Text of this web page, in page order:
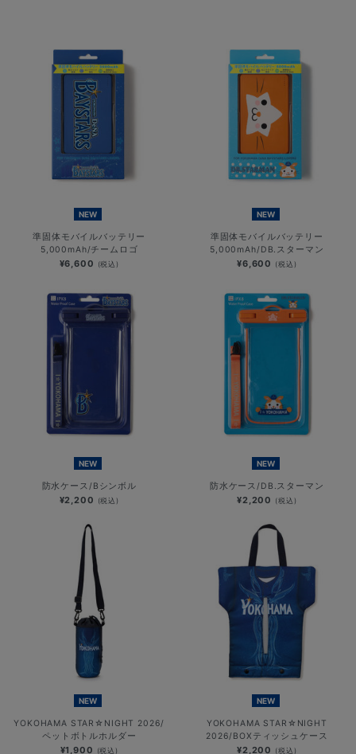
NEW
準固体モバイルバッテリー
5,000mAh/チームロゴ
¥6,600 (税込)
NEW
準固体モバイルバッテリー
5,000mAh/DB.スターマン
¥6,600 (税込)
NEW
防水ケース/Bシンボル
¥2,200 (税込)
NEW
防水ケース/DB.スターマン
¥2,200 (税込)
NEW
YOKOHAMA STAR☆NIGHT 2026/
ペットボトルホルダー
¥1,900 (税込)
NEW
YOKOHAMA STAR☆NIGHT
2026/BOXティッシュケース
¥2,200 (税込)